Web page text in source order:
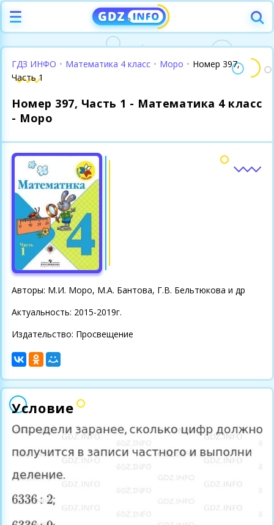
ГДЗ ИНФО • Математика 4 класс • Моро • Номер 397,
Часть 1
Номер 397, Часть 1 - Математика 4 класс
- Моро
Авторы: М.И. Моро, М.А. Бантова, Г.В. Бельтюкова и др
Актуальность: 2015-2019г.
Издательство: Просвещение
Условие